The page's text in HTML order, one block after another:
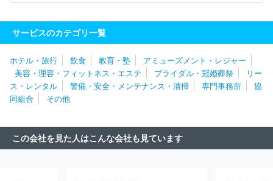
ーホテル
株式会社ツーリストアイチ 株式会社ホテル銀水荘
株
式会社阪急交通社
ロングライフホールディング株式会社
レーション
株式会社琵琶湖グランドホテル
株式会社ＪＲ東海ホ
テルズ
株式会社ロイヤルオークリゾート
名鉄観光サービス株式
会社
株式会社グラッドシステムズ
株式会社阪急阪神ホテルズ
遠鉄観光開発株式会社
ート株式会社
株式会社京都東急ホテル
株式会社東京ドーム・リ
ゾートオペレーションズ
株式会社呉竹荘
リゾートトラスト株式
会社
株式会社星野リゾート 株式会社水明館
株式会社登別グラ
サービスのカテゴリ一覧
ホテル・旅行 飲食 教育・塾
アミューズメント・レジャー
美容・理容・フィットネス・エステ
ブライダル・冠婚葬祭
リー
ス・レンタル
警備・安全・メンテナンス・清掃 専門事務所
協
同組合
その他
この会社を見た人はこんな会社も見ています